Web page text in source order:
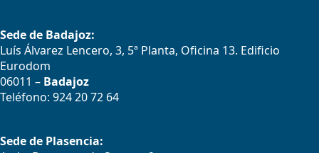
Sede de Badajoz:
Luís Álvarez Lencero, 3, 5ª Planta, Oficina 13. Edificio
Eurodom
06011 – Badajoz
Teléfono: 924 20 72 64
Sede de Plasencia: